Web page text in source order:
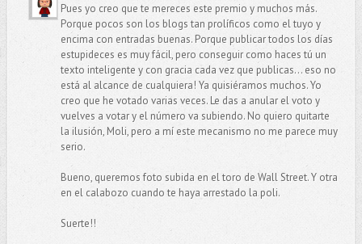
Pues yo creo que te mereces este premio y muchos más.
Porque pocos son los blogs tan prolíficos como el tuyo y
encima con entradas buenas. Porque publicar todos los días
estupideces es muy fácil, pero conseguir como haces tú un
texto inteligente y con gracia cada vez que publicas... eso no
está al alcance de cualquiera! Ya quisiéramos muchos. Yo
creo que he votado varias veces. Le das a anular el voto y
vuelves a votar y el número va subiendo. No quiero quitarte
la ilusión, Moli, pero a mí este mecanismo no me parece muy
serio.
Bueno, queremos foto subida en el toro de Wall Street. Y otra
en el calabozo cuando te haya arrestado la poli.
Suerte!!